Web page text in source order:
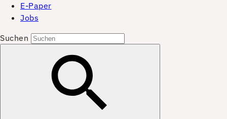
E-Paper
Jobs
Suchen